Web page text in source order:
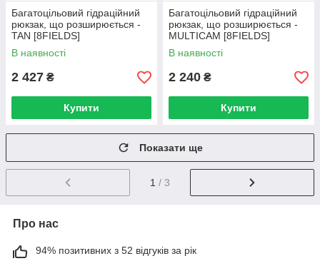
Багатоцільовий гідраційний
рюкзак, що розширюється -
TAN [8FIELDS]
В наявності
2 427 ₴
Купити
Багатоцільовий гідраційний
рюкзак, що розширюється -
MULTICAM [8FIELDS]
В наявності
2 240 ₴
Купити
Показати ще
1 / 3
Про нас
94% позитивних з 52 відгуків за рік